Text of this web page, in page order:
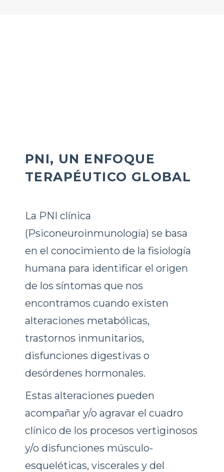
PNI, UN ENFOQUE
TERAPÉUTICO GLOBAL
La PNI clínica
(Psiconeuroinmunología) se basa
en el conocimiento de la fisiología
humana para identificar el origen
de los síntomas que nos
encontramos cuando existen
alteraciones metabólicas,
trastornos inmunitarios,
disfunciones digestivas o
desórdenes hormonales.
Estas alteraciones pueden
acompañar y/o agravar el cuadro
clínico de los procesos vertiginosos
y/o disfunciones músculo-
esqueléticas, viscerales y del